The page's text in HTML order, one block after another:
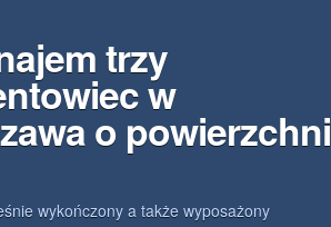
trzy
w
o powierzchni
wykończony a także wyposażony